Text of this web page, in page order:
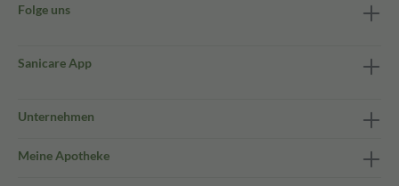
Folge uns
Sanicare App
Unternehmen
Meine Apotheke